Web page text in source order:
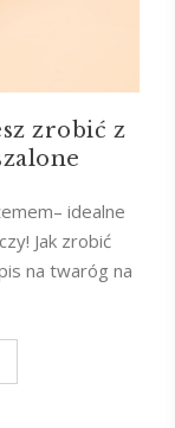
zrobić z
idealne
Jak zrobić
na twaróg na